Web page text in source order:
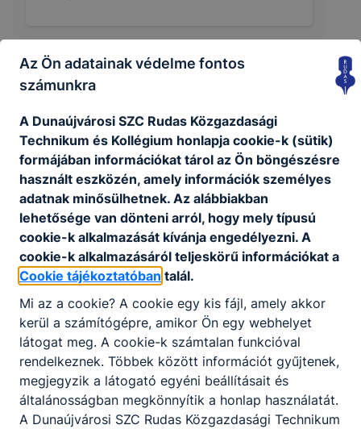
KRÉTA
Az Ön adatainak védelme fontos
számunkra
A Dunaújvárosi SZC Rudas Közgazdasági
Technikum és Kollégium honlapja cookie-k (sütik)
formájában információkat tárol az Ön böngészésre
használt eszközén, amely információk személyes
adatnak minősülhetnek. Az alábbiakban
lehetősége van dönteni arról, hogy mely típusú
cookie-k alkalmazását kívánja engedélyezni. A
cookie-k alkalmazásáról teljeskörű információkat a
Cookie tájékoztatóban talál.
Mi az a cookie? A cookie egy kis fájl, amely akkor
kerül a számítógépre, amikor Ön egy webhelyet
látogat meg. A cookie-k számtalan funkcióval
rendelkeznek. Többek között információt gyűjtenek,
megjegyzik a látogató egyéni beállításait és
általánosságban megkönnyítik a honlap használatát.
A Dunaújvárosi SZC Rudas Közgazdasági Technikum